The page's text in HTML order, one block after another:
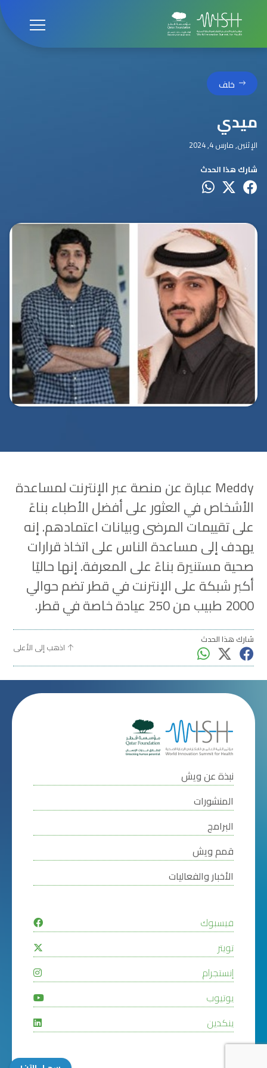
خلف
ميدي
الإثنين, مارس 4, 2024
شارك هذا الحدث
Meddy عبارة عن منصة عبر الإنترنت لمساعدة
الأشخاص في العثور على أفضل الأطباء بناءً
على تقييمات المرضى وبيانات اعتمادهم. إنه
يهدف إلى مساعدة الناس على اتخاذ قرارات
صحية مستنيرة بناءً على المعرفة. إنها حاليًا
أكبر شبكة على الإنترنت في قطر تضم حوالي
2000 طبيب من 250 عيادة خاصة في قطر.
شارك هذا الحدث
اذهب إلى الأعلى
نبذة عن ويش
المنشورات
البرامج
قمم ويش
الأخبار والفعاليات
فيسبوك
تويتر
إنستجرام
يوتيوب
ينكدين